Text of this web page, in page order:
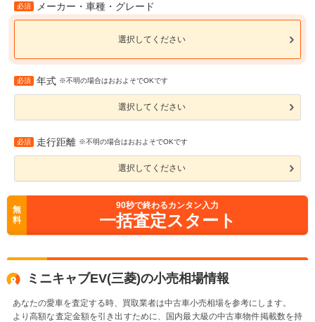
必須 メーカー・車種・グレード
選択してください
必須 年式 ※不明の場合はおおよそでOKです
選択してください
必須 走行距離 ※不明の場合はおおよそでOKです
選択してください
無
料
90秒で終わるカンタン入力
一括査定スタート
ミニキャブEV(三菱)の小売相場情報
あなたの愛車を査定する時、買取業者は中古車小売相場を参考にします。
より高額な査定金額を引き出すために、国内最大級の中古車物件掲載数を持